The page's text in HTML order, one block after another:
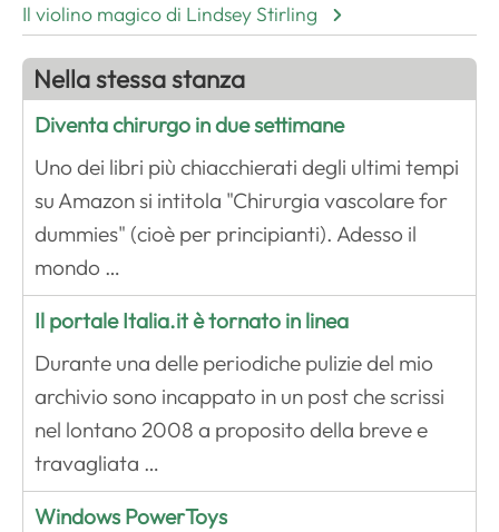
Il violino magico di Lindsey Stirling
Nella stessa stanza
Diventa chirurgo in due settimane
Uno dei libri più chiacchierati degli ultimi tempi
su Amazon si intitola "Chirurgia vascolare for
dummies" (cioè per principianti). Adesso il
mondo …
Il portale Italia.it è tornato in linea
Durante una delle periodiche pulizie del mio
archivio sono incappato in un post che scrissi
nel lontano 2008 a proposito della breve e
travagliata …
Windows PowerToys